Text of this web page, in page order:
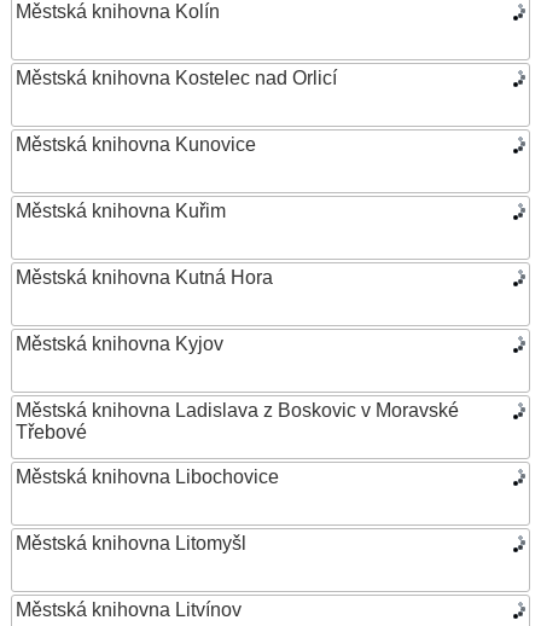
Městská knihovna Kolín
Městská knihovna Kostelec nad Orlicí
Městská knihovna Kunovice
Městská knihovna Kuřim
Městská knihovna Kutná Hora
Městská knihovna Kyjov
Městská knihovna Ladislava z Boskovic v Moravské
Třebové
Městská knihovna Libochovice
Městská knihovna Litomyšl
Městská knihovna Litvínov